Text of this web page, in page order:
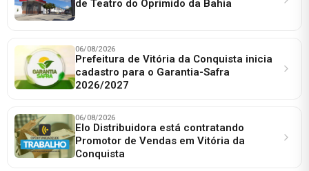
de Teatro do Oprimido da Bahia
06/08/2026
Prefeitura de Vitória da Conquista inicia
cadastro para o Garantia-Safra
2026/2027
06/08/2026
Elo Distribuidora está contratando
Promotor de Vendas em Vitória da
Conquista